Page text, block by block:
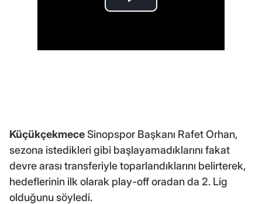
KüçükçekmeceSinopspor Başkanı Rafet Orhan,
sezona istedikleri gibi başlayamadıklarını fakat
devre arası transferiyle toparlandıklarını belirterek,
hedeflerinin ilk olarak play-off oradan da 2. Lig
olduğunu söyledi.